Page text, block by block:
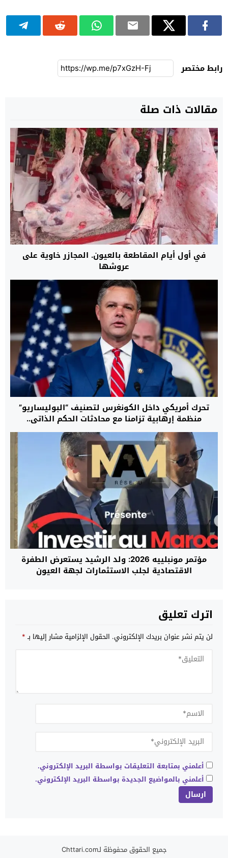
رابط مختصر
مقالات ذات صلة
في أول أيام المقاطعة بالعيون. المجازر خاوية على
عروشها
تحرك أمريكي داخل الكونغرس لتصنيف “البوليساريو”
منظمة إرهابية تزامنا مع محادثات الحكم الذاتي..
مؤتمر مونبلييه 2026: ولد الرشيد يستعرض الطفرة
الاقتصادية لجلب الاستثمارات لجهة العيون
اترك تعليق
لن يتم نشر عنوان بريدك الإلكتروني. الحقول الإلزامية مشار إليها بـ*
أعلمني بمتابعة التعليقات بواسطة البريد الإلكتروني.
أعلمني بالمواضيع الجديدة بواسطة البريد الإلكتروني.
جميع الحقوق محفوظة لـChttari.com